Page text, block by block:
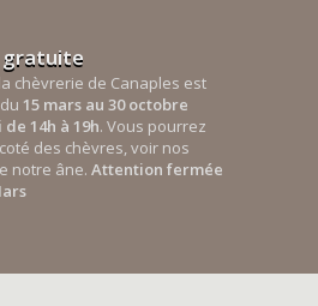
gratuite
chèvrerie de Canaples est
15 mars au 30 octobre
14h à 19h. Vous pourrez
des chèvres, voir nos
notre âne. Attention fermée